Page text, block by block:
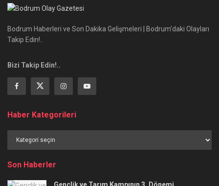
Bodrum Haberleri ve Son Dakika Gelişmeleri | Bodrum’daki Olayları
Takip Edin!..
Bizi Takip Edin!..
Haber Kategorileri
Kategorileri
Son Haberler